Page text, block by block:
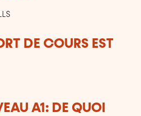
DE COURS EST
A1: DE QUOI